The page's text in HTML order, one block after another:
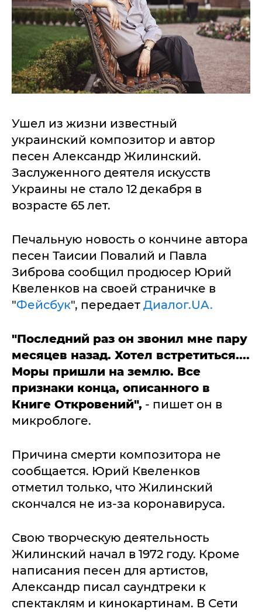
Ушел из жизни известный
украинский композитор и автор
песен Александр Жилинский.
Заслуженного деятеля искусств
Украины не стало 12 декабря в
возрасте 65 лет.
Печальную новость о кончине автора
песен Таисии Повалий и Павла
Зиброва сообщил продюсер Юрий
Квеленков на своей страничке в
"Фейсбук", передает Диалог.UA.
"Последний раз он звонил мне пару
месяцев назад. Хотел встретиться....
Моры пришли на землю. Все
признаки конца, описанного в
Книге Откровений", - пишет он в
микроблоге.
Причина смерти композитора не
сообщается. Юрий Квеленков
отметил только, что Жилинский
скончался не из-за коронавируса.
Свою творческую деятельность
Жилинский начал в 1972 году. Кроме
написания песен для артистов,
Александр писал саундтреки к
спектаклям и кинокартинам. В Сети